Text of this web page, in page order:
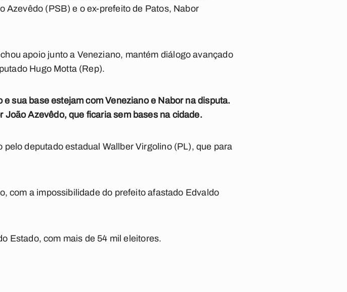
Azevêdo (PSB) e o ex-prefeito de Patos, Nabor
apoio junto a Veneziano, mantém diálogo avançado
Hugo Motta (Rep).
sua base estejam com Veneziano e Nabor na disputa.
Azevêdo, que ficaria sem bases na cidade.
deputado estadual Wallber Virgolino (PL), que para
com a impossibilidade do prefeito afastado Edvaldo
Estado, com mais de 54 mil eleitores.